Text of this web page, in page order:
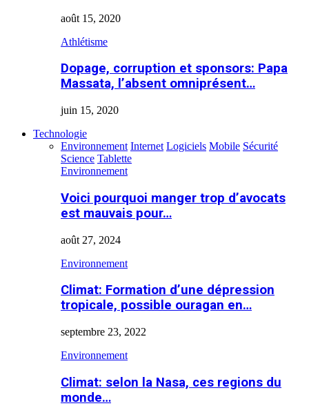
août 15, 2020
Athlétisme
Dopage, corruption et sponsors: Papa
Massata, l’absent omniprésent…
juin 15, 2020
Technologie
Environnement Internet Logiciels Mobile Sécurité
Science Tablette
Environnement
Voici pourquoi manger trop d’avocats
est mauvais pour…
août 27, 2024
Environnement
Climat: Formation d’une dépression
tropicale, possible ouragan en…
septembre 23, 2022
Environnement
Climat: selon la Nasa, ces regions du
monde…